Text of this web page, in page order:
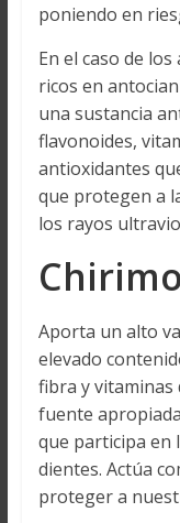
poniendo en
En el caso de
ricos en
una sustancia
flavonoides,
antioxidantes
que protegen a
los rayos
Aporta un alto
elevado
fibra y vitaminas
fuente
que participa en
dientes. Actúa
proteger a